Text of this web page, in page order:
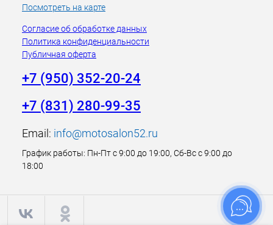
Посмотреть на карте
Согласие об обработке данных
Политика конфиденциальности
Публичная оферта
+7 (950) 352-20-24
+7 (831) 280-99-35
Email: info@motosalon52.ru
График работы: Пн-Пт с 9:00 до 19:00, Сб-Вс с 9:00 до
18:00